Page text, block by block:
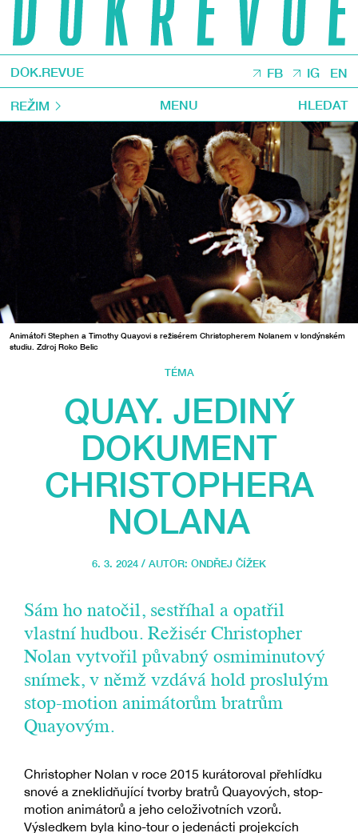
DOK.REVUE FB IG EN
REŽIM MENU HLEDAT
Animátoři Stephen a Timothy Quayovi s režisérem Christopherem Nolanem v londýnském
studiu. Zdroj Roko Belic
TÉMA
QUAY. JEDINÝ
DOKUMENT
CHRISTOPHERA
NOLANA
6. 3. 2024 / AUTOR: ONDŘEJ ČÍŽEK
Sám ho natočil, sestříhal a opatřil
vlastní hudbou. Režisér Christopher
Nolan vytvořil půvabný osmiminutový
snímek, v němž vzdává hold proslulým
stop-motion animátorům bratrům
Quayovým.
Christopher Nolan v roce 2015 kurátoroval přehlídku
snové a zneklidňující tvorby bratrů Quayových, stop-
motion animátorů a jeho celoživotních vzorů.
Výsledkem byla kino-tour o jedenácti projekcích